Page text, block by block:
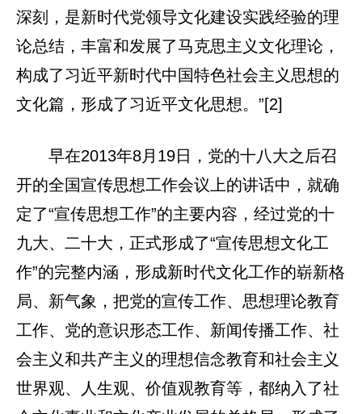
深刻，是新时代党领导文化建设实践经验的理
论总结，丰富和发展了马克思主义文化理论，
构成了习近平新时代中国特色社会主义思想的
文化篇，形成了习近平文化思想。”[2]
早在2013年8月19日，党的十八大之后召
开的全国宣传思想工作会议上的讲话中，就确
定了“宣传思想工作”的主要内容，经过党的十
九大、二十大，正式形成了“宣传思想文化工
作”的完整内涵，形成新时代文化工作的崭新格
局、新气象，把党的宣传工作、思想理论教育
工作、党的意识形态工作、新闻传播工作、社
会主义和共产主义的理想信念教育和社会主义
世界观、人生观、价值观教育等，都纳入了社